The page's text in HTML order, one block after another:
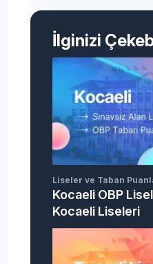
İlginizi
Liseler ve Taban
Kocaeli OBP
Kocaeli Liseleri